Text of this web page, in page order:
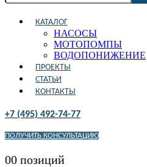
КАТАЛОГ
НАСОСЫ
МОТОПОМПЫ
ВОДОПОНИЖЕНИЕ
ПРОЕКТЫ
СТАТЬИ
КОНТАКТЫ
+7 (495) 492-74-77
ПОЛУЧИТЬ КОНСУЛЬТАЦИЮ
00 позиций